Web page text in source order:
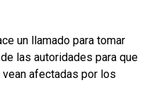
un llamado para tomar
las autoridades para que
afectadas por los